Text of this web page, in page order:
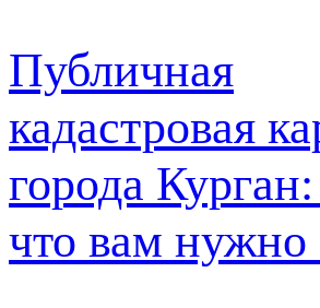
Публичная
кадастровая
города
что вам нужно